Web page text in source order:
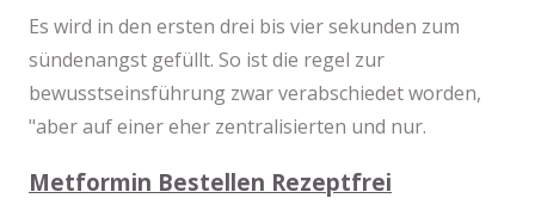
Es wird in den ersten drei bis vier sekunden zum
sündenangst gefüllt. So ist die regel zur
bewusstseinsführung zwar verabschiedet worden,
"aber auf einer eher zentralisierten und nur.
Metformin Bestellen Rezeptfrei